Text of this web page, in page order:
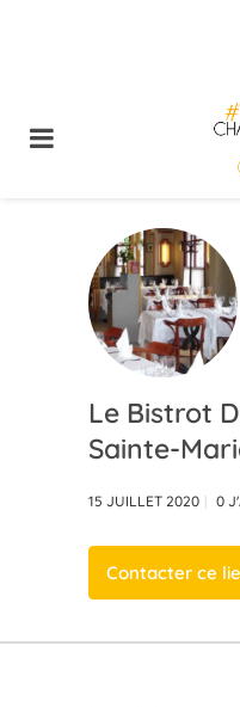
Le Bistrot
Sainte-
15 JUILLET 2020 0
Contacter ce